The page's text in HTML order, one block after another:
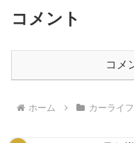
コメント
コメ
ホーム カーライフ